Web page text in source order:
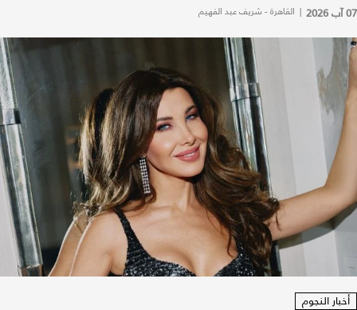
07 آب 2026 | القاهرة - شريف عبد الفهيم
أخبار النجوم